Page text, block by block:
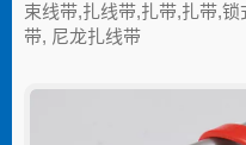
束线带,扎线带,扎带,扎带,
带, 尼龙扎线带